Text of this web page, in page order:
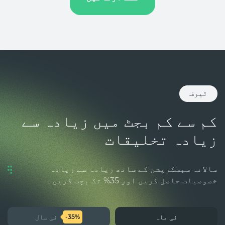
ٹیرف
کم سے کم بجٹ میں زیادہ سے
زیادہ تخلیقات
سالانہ سبسکرپشن کے ساتھ زیادہ سے زیادہ
خصوصیات حاصل کریں اور 35% تک بچت کریں۔
فی ماہ فی سال -35%